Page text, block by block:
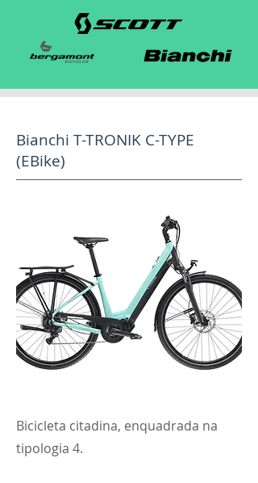
Bianchi T-TRONIK C-TYPE
(EBike)
Bicicleta citadina, enquadrada na
tipologia 4.